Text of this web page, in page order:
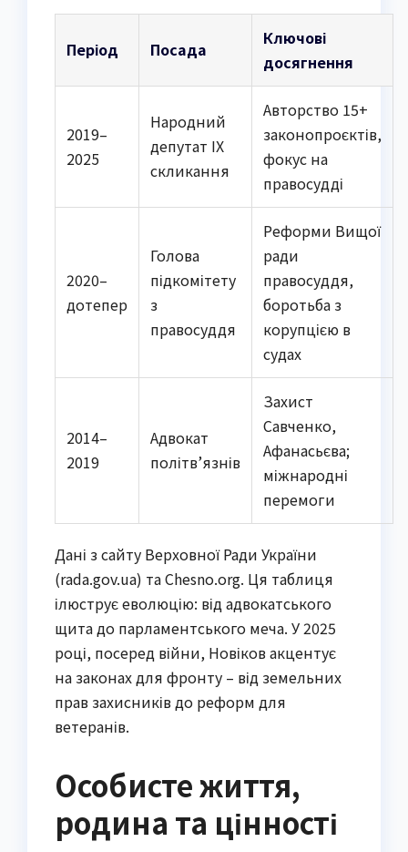
Період Посада
Ключові
досягнення
2019–
2025
Народний
депутат IX
скликання
Авторство 15+
законопроєктів,
фокус на
правосудді
2020–
дотепер
Голова
підкомітету
з
правосуддя
Реформи Вищої
ради
правосуддя,
боротьба з
корупцією в
судах
2014–
2019
Адвокат
політв’язнів
Захист
Савченко,
Афанасьєва;
міжнародні
перемоги
Дані з сайту Верховної Ради України
(rada.gov.ua) та Chesno.org. Ця таблиця
ілюструє еволюцію: від адвокатського
щита до парламентського меча. У 2025
році, посеред війни, Новіков акцентує
на законах для фронту – від земельних
прав захисників до реформ для
ветеранів.
Особисте життя,
родина та цінності